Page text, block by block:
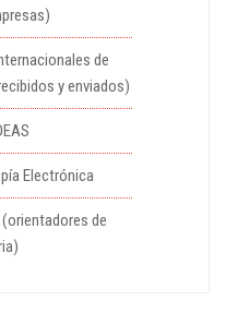
de
y enviados)
Electrónica
de